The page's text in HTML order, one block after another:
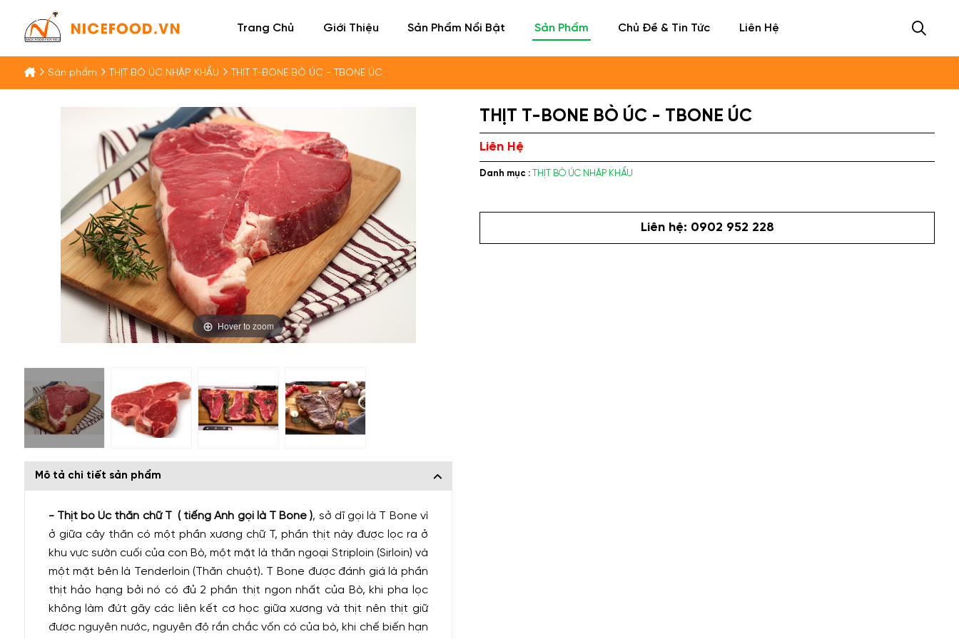
Trang Chủ Giới Thiệu Sản Phẩm Nổi Bật Sản Phẩm Chủ Đề & Tin Tức Liên Hệ
Sản phẩm THỊT BÒ ÚC NHẬP KHẨU THỊT T-BONE BÒ ÚC - TBONE ÚC
Hover to zoom
Mô tả chi tiết sản phẩm
- Thịt bò Úc thăn chữ T ( tiếng Anh gọi là T Bone ), sở dĩ gọi là T Bone vì
ở giữa cây thăn có một phần xương chữ T, phần thịt này được lọc ra ở
khu vực sườn cuối của con Bò, một mặt là thăn ngoại Striploin (Sirloin) và
một mặt bên là Tenderloin (Thăn chuột). T Bone được đánh giá là phần
thịt hảo hạng bởi nó có đủ 2 phần thịt ngon nhất của Bò, khi pha lọc
không làm đứt gãy các liên kết cơ học giữa xương và thịt nên thịt giữ
được nguyên nước, nguyên độ rắn chắc vốn có của bò, khi chế biến hạn
THỊT T-BONE BÒ ÚC - TBONE ÚC
Liên Hệ
Danh mục : THỊT BÒ ÚC NHẬP KHẨU
Liên hệ: 0902 952 228